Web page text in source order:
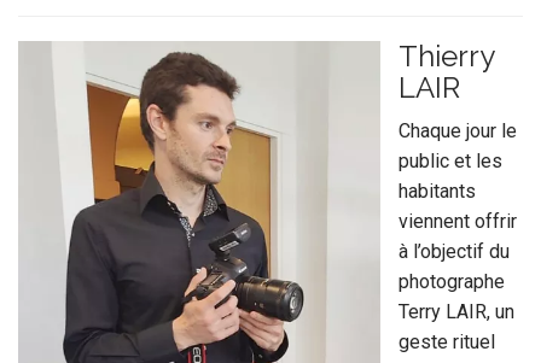
Thierry
LAIR
Chaque jour le
public et les
habitants
viennent offrir
à l’objectif du
photographe
Terry LAIR, un
geste rituel